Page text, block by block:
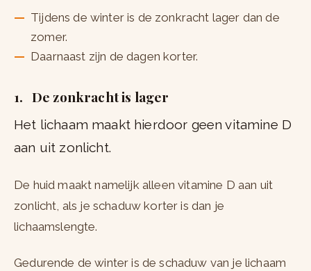
Tijdens de winter is de zonkracht lager dan de
zomer.
Daarnaast zijn de dagen korter.
1. De zonkracht is lager
Het lichaam maakt hierdoor geen vitamine D
aan uit zonlicht.
De huid maakt namelijk alleen vitamine D aan uit
zonlicht, als je schaduw korter is dan je
lichaamslengte.
Gedurende de winter is de schaduw van je lichaam